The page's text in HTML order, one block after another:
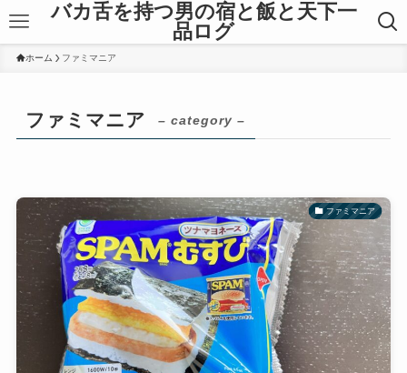
バカ舌を持つ男の宿と飯と天下一
品ログ
ホーム ファミマニア
ファミマニア – category –
ファミマニア